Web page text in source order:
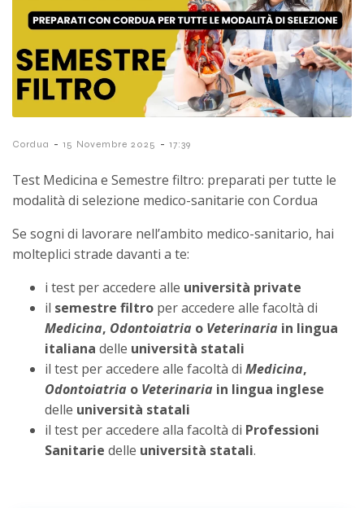
Cordua - 15 Novembre 2025 - 17:39
Test Medicina e Semestre filtro: preparati per tutte le
modalità di selezione medico-sanitarie con Cordua
Se sogni di lavorare nell’ambito medico-sanitario, hai
molteplici strade davanti a te:
i test per accedere alle università private
il semestre filtro per accedere alle facoltà di
Medicina, Odontoiatria o Veterinaria in lingua
italiana delle università statali
il test per accedere alle facoltà di Medicina,
Odontoiatria o Veterinaria in lingua inglese
delle università statali
il test per accedere alla facoltà di Professioni
Sanitarie delle università statali.